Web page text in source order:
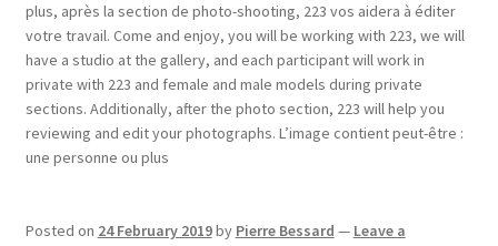
Blog
plus, après la section de photo-shooting, 223 vos aidera à éditer
votre travail. Come and enjoy, you will be working with 223, we will
have a studio at the gallery, and each participant will work in
private with 223 and female and male models during private
sections. Additionally, after the photo section, 223 will help you
reviewing and edit your photographs. L’image contient peut-être :
une personne ou plus
Posted on 24 February 2019by Pierre Bessard — Leave a